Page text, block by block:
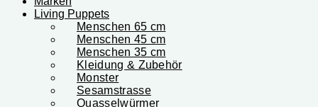
Living Puppets
Menschen 65 cm
Menschen 45 cm
Menschen 35 cm
Kleidung & Zubehör
Monster
Sesamstrasse
Quasselwürmer